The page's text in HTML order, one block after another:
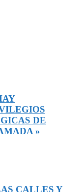
DE
»
CALLES Y